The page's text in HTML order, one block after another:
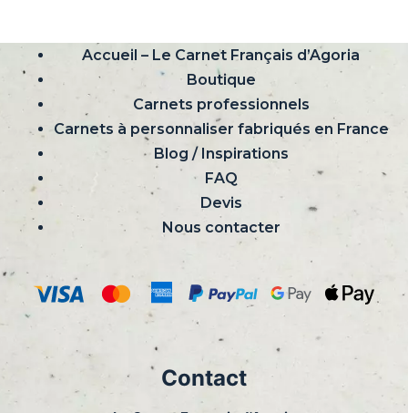
Accueil – Le Carnet Français d’Agoria
Boutique
Carnets professionnels
Carnets à personnaliser fabriqués en France
Blog / Inspirations
FAQ
Devis
Nous contacter
Contact